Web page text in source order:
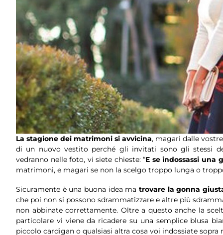
La stagione dei matrimoni si avvicina, magari dalle
di un nuovo vestito perché gli invitati sono gli stessi
vedranno nelle foto, vi siete chieste: “E se indossassi una
matrimoni, e magari se non la scelgo troppo lunga o
Sicuramente è una buona idea ma trovare la gonna
che poi non si possono sdrammatizzare e altre più
non abbinate correttamente. Oltre a questo anche la
particolare vi viene da ricadere su una semplice blusa
piccolo cardigan o qualsiasi altra cosa voi indossiate